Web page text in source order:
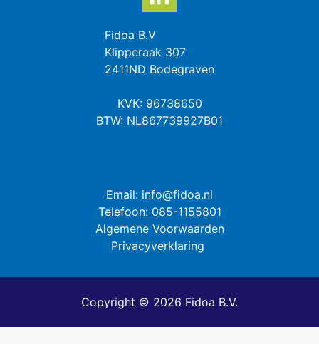
Fidoa B.V
Klipperaak 307
2411ND Bodegraven
KVK: 96738650
BTW: NL867739927B01
Email: info@fidoa.nl
Telefoon: 085-1155801
Algemene Voorwaarden
Privacyverklaring
Copyright © 2026 Fidoa B.V.